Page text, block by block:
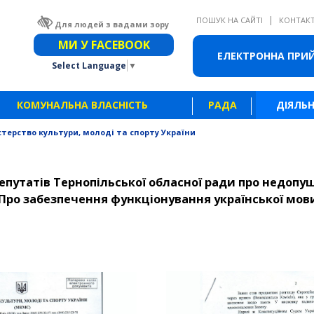
ЕЛЕКТРОННА
Для людей з вадами зору Звичайна версія сайту
МИ У FACEBOOK
Select Language ▼
ПОШУК НА САЙТІ |
КОМУНАЛЬНА ВЛАСНІСТЬ РАДА
культури, молоді та спорту України
Тернопільської обласної ради про
забезпечення функціонування української